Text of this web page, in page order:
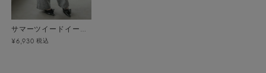
サマーツイードイージーパンツ
¥6,930 税込